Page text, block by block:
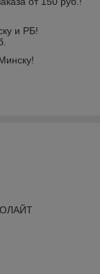
и РБ!